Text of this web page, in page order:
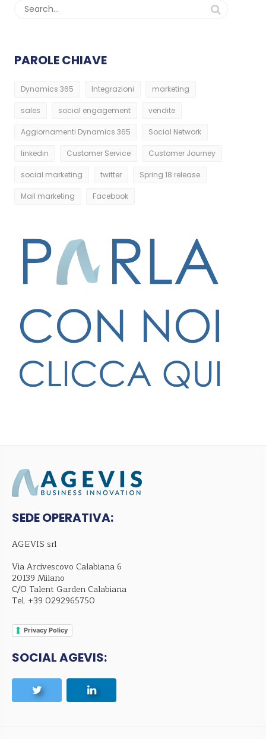
PAROLE CHIAVE
Dynamics 365 Integrazioni marketing
sales social engagement vendite
Aggiornamenti Dynamics 365 Social Network
linkedin Customer Service Customer Journey
social marketing twitter Spring 18 release
Mail marketing Facebook
SEDE OPERATIVA:
AGEVIS srl
Via Arcivescovo Calabiana 6
20139 Milano
C/O Talent Garden Calabiana
Tel. +39 0292965750
Privacy Policy
SOCIAL AGEVIS: